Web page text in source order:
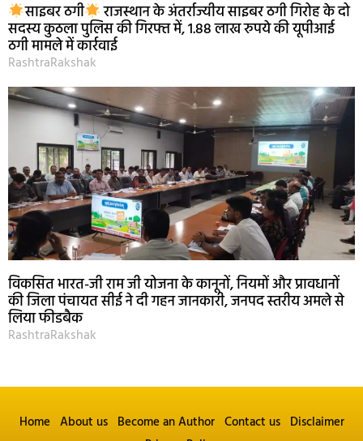
साइबर ठगी राजस्थान के अंतर्राज्यीय साइबर ठगी गिरोह के दो
सदस्य कुठला पुलिस की गिरफ्त में, 1.88 लाख रुपये की यूपीआई
ठगी मामले में कार्रवाई
RashtraRakshak
विकसित भारत-जी राम जी योजना के कानूनों, नियमों और प्रावधानों
की जिला पंचायत सीई ने दी गहन जानकारी, जनपद स्तरीय अमले से
लिया फीडबैक
RashtraRakshak
Home About us Become an Author Contact us Disclaimer